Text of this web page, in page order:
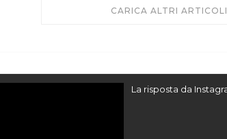
CARICA ALTRI ARTICOLI
La risposta da